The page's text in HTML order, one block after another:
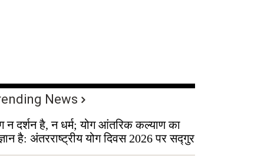
News
न दर्शन है, न धर्म; योग आंतरिक कल्याण का
है: अंतरराष्ट्रीय योग दिवस 2026 पर सद्गुर